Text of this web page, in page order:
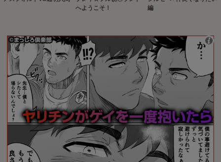
へようこそ！
編